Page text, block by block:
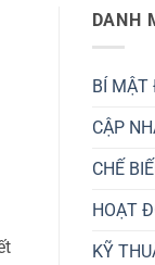
DANH
BÍ MẬT
CẬP
CHẾ
HOẠT
KỸ